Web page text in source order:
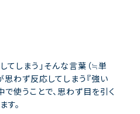
てしまう」そんな言葉（≒単
思わず反応してしまう『強い
で使うことで、思わず目を引く
す。